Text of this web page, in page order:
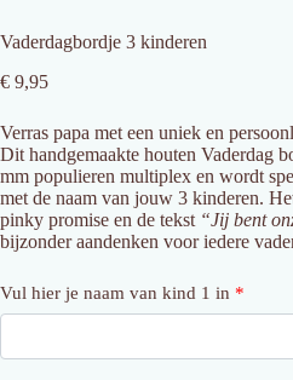
Vaderdagbordje 3 kinderen
€ 9,95
Verras papa met een uniek en
Dit handgemaakte houten Vaderdag
mm populieren multiplex en wordt
met de naam van jouw 3 kinderen.
pinky promise en de tekst “Jij bent
bijzonder aandenken voor iedere
Vul hier je naam van kind 1 in *